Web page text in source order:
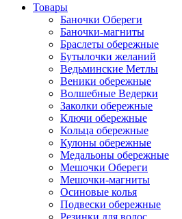
Товары
Баночки Обереги
Баночки-магниты
Браслеты обережные
Бутылочки желаний
Ведьминские Метлы
Веники обережные
Волшебные Ведерки
Заколки обережные
Ключи обережные
Кольца обережные
Кулоны обережные
Медальоны обережные
Мешочки Обереги
Мешочки-магниты
Осиновые колья
Подвески обережные
Резинки для волос